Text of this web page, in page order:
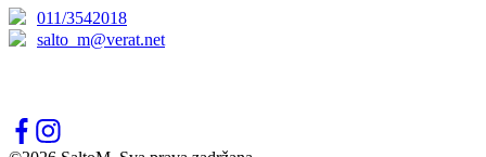
011/3542018
salto_m@verat.net